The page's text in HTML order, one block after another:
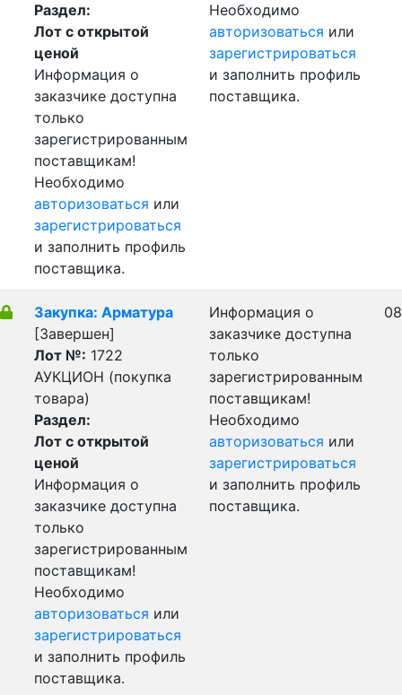
Раздел:
Лот с открытой
ценой
Информация о
заказчике доступна
только
зарегистрированным
поставщикам!
Необходимо
авторизоваться или
зарегистрироваться
и заполнить профиль
поставщика.
Необходимо
авторизоваться или
зарегистрироваться
и заполнить профиль
поставщика.
Закупка: Арматура
[Завершен]
Лот №: 1722
АУКЦИОН (покупка
товара)
Раздел:
Лот с открытой
ценой
Информация о
заказчике доступна
только
зарегистрированным
поставщикам!
Необходимо
авторизоваться или
зарегистрироваться
и заполнить профиль
поставщика.
Информация о
заказчике доступна
только
зарегистрированным
поставщикам!
Необходимо
авторизоваться или
зарегистрироваться
и заполнить профиль
поставщика.